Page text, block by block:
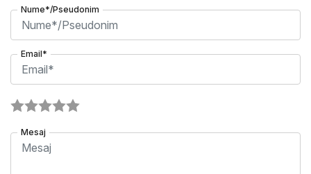
Nume*/Pseudonim
Email*
Mesaj